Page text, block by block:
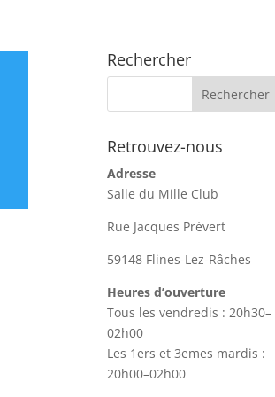
Rechercher
Retrouvez-nous
Adresse
Salle du Mille Club
Rue Jacques Prévert
59148 Flines-Lez-Râches
Heures d’ouverture
Tous les vendredis : 20h30–
02h00
Les 1ers et 3emes mardis :
20h00–02h00